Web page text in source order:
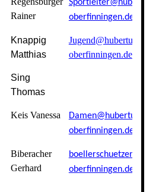
Rainer
Sportleiter@hubertus-
oberfinningen.de
Knappig
Matthias
Jugend@hubertus-
oberfinningen.de
Sing
Thomas
Keis Vanessa
Damen@hubertus-
oberfinningen.de
Biberacher
Gerhard
oberfinningen.de